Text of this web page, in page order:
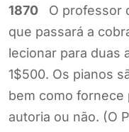
1870 O professor
que passará a
lecionar para duas
1$500. Os pianos
bem como fornece
autoria ou não. (O